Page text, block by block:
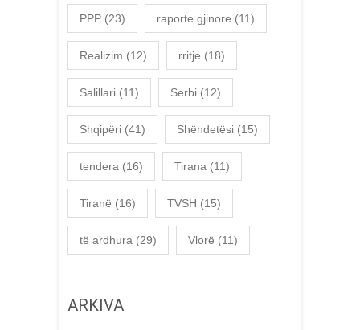
PPP (23) raporte gjinore (11)
Realizim (12) rritje (18)
Salillari (11) Serbi (12)
Shqipëri (41) Shëndetësi (15)
tendera (16) Tirana (11)
Tiranë (16) TVSH (15)
të ardhura (29) Vlorë (11)
ARKIVA